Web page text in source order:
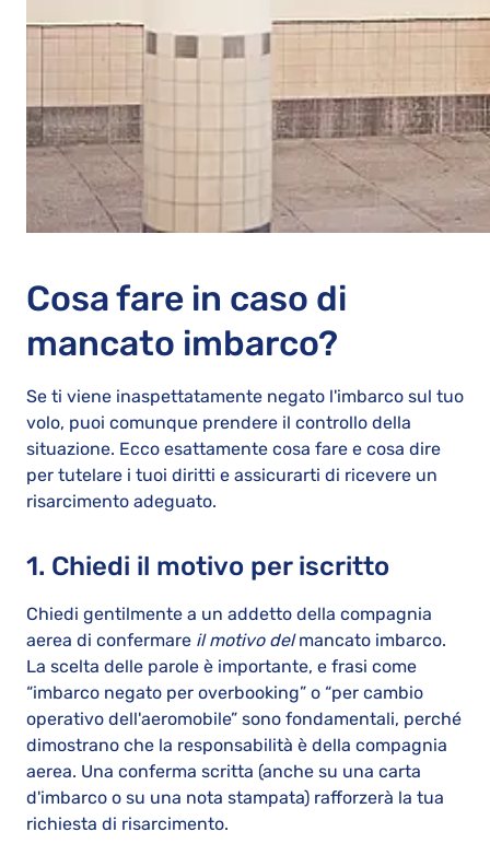
Cosa fare in caso di
mancato imbarco?
Se ti viene inaspettatamente negato l'imbarco sul tuo
volo, puoi comunque prendere il controllo della
situazione. Ecco esattamente cosa fare e cosa dire
per tutelare i tuoi diritti e assicurarti di ricevere un
risarcimento adeguato.
1. Chiedi il motivo per iscritto
Chiedi gentilmente a un addetto della compagnia
aerea di confermare il motivo delmancato imbarco.
La scelta delle parole è importante, e frasi come
“imbarco negato per overbooking” o “per cambio
operativo dell'aeromobile” sono fondamentali, perché
dimostrano che la responsabilità è della compagnia
aerea. Una conferma scritta (anche su una carta
d'imbarco o su una nota stampata) rafforzerà la tua
richiesta di risarcimento.